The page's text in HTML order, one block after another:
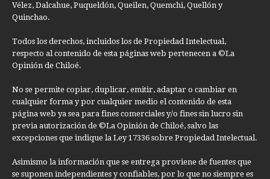
Vélez, Dalcahue, Puqueldón, Queilen, Quemchi, Quellón y
Quinchao.
Todos los derechos, incluidos los de Propiedad Intelectual,
respecto al contenido de esta páginas web pertenecen a ©La
Opinión de Chiloé.
No se permite copiar, duplicar, emitir, adaptar o cambiar en
cualquier forma y por cualquier medio el contenido de esta
página web ya sea para fines comerciales y/o fines sin lucro sin
previa autorización de ©La Opinión de Chiloé, salvo las
excepciones que indique la Ley 17336 sobre Propiedad Intelectual.
Asimismo la información que se entrega proviene de fuentes que
se suponen independientes y confiables, por lo que no siempre es